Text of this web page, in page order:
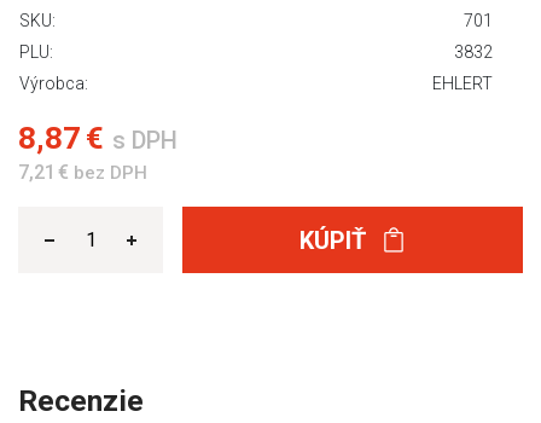
SKU:
701
PLU:
3832
Výrobca:
EHLERT
8,87 € s DPH
7,21 € bez DPH
KÚPIŤ
Recenzie